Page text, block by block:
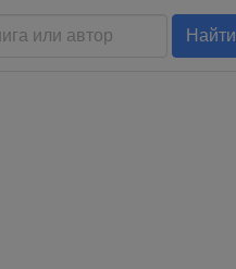
Найти